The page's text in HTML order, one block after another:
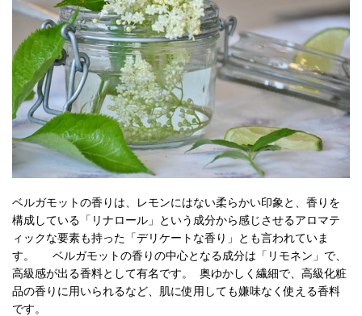
ベルガモットの香りは、レモンにはない柔らかい印象と、香りを
構成している「リナロール」という成分から感じさせるアロマテ
ィックな要素も持った「デリケートな香り」とも言われていま
す。 ベルガモットの香りの中心となる成分は「リモネン」で、
高級感が出る香料として有名です。 奥ゆかしく繊細で、高級化粧
品の香りに用いられるなど、肌に使用しても嫌味なく使える香料
です。